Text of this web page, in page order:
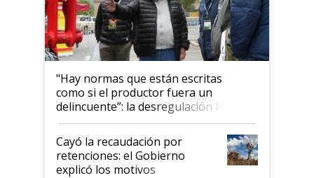
"Hay normas que están escritas
como si el productor fuera un
delincuente”: la desregulación llegó
al Congreso Aapresid y hasta se
habló del financiamiento al IPCVA
Cayó la recaudación por
retenciones: el Gobierno
explicó los motivos